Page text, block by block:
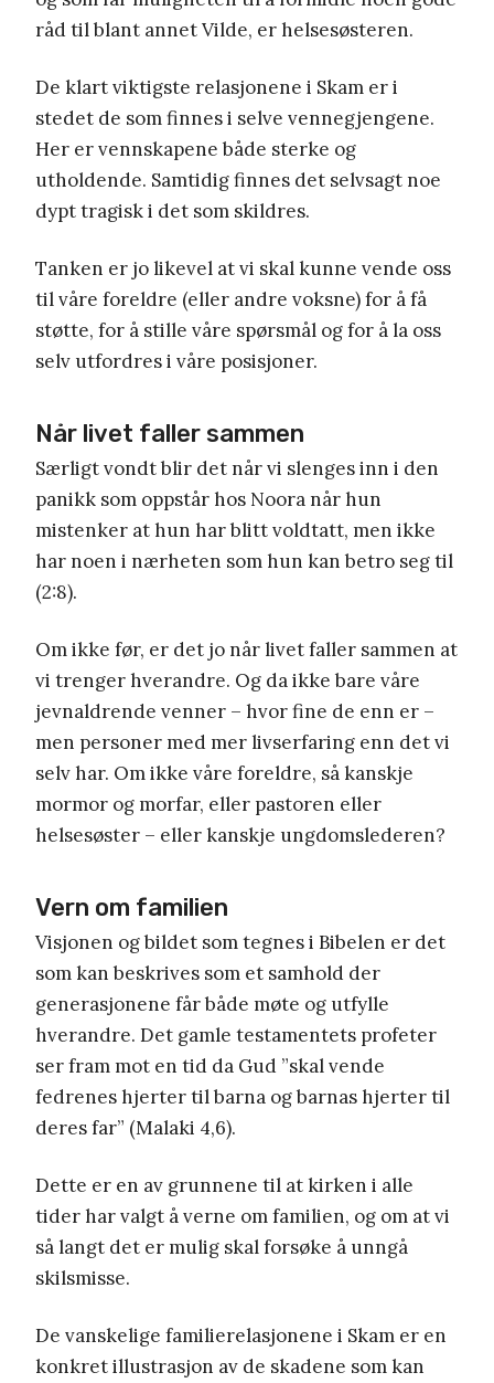
råd til blant annet Vilde, er helsesøsteren.
De klart viktigste relasjonene i Skam er i
stedet de som finnes i selve vennegjengene.
Her er vennskapene både sterke og
utholdende. Samtidig finnes det selvsagt noe
dypt tragisk i det som skildres.
Tanken er jo likevel at vi skal kunne vende oss
til våre foreldre (eller andre voksne) for å få
støtte, for å stille våre spørsmål og for å la oss
selv utfordres i våre posisjoner.
Når livet faller sammen
Særligt vondt blir det når vi slenges inn i den
panikk som oppstår hos Noora når hun
mistenker at hun har blitt voldtatt, men ikke
har noen i nærheten som hun kan betro seg til
(2:8).
Om ikke før, er det jo når livet faller sammen at
vi trenger hverandre. Og da ikke bare våre
jevnaldrende venner – hvor fine de enn er –
men personer med mer livserfaring enn det vi
selv har. Om ikke våre foreldre, så kanskje
mormor og morfar, eller pastoren eller
helsesøster – eller kanskje ungdomslederen?
Vern om familien
Visjonen og bildet som tegnes i Bibelen er det
som kan beskrives som et samhold der
generasjonene får både møte og utfylle
hverandre. Det gamle testamentets profeter
ser fram mot en tid da Gud ”skal vende
fedrenes hjerter til barna og barnas hjerter til
deres far” (Malaki 4,6).
Dette er en av grunnene til at kirken i alle
tider har valgt å verne om familien, og om at vi
så langt det er mulig skal forsøke å unngå
skilsmisse.
De vanskelige familierelasjonene i Skam er en
konkret illustrasjon av de skadene som kan